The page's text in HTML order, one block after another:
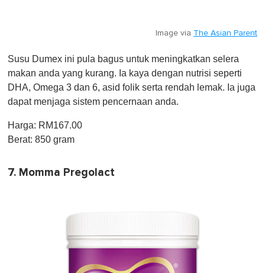
Image via The Asian Parent
Susu Dumex ini pula bagus untuk meningkatkan selera
makan anda yang kurang. Ia kaya dengan nutrisi seperti
DHA, Omega 3 dan 6, asid folik serta rendah lemak. Ia juga
dapat menjaga sistem pencernaan anda.
Harga: RM167.00
Berat: 850 gram
7. Momma Pregolact